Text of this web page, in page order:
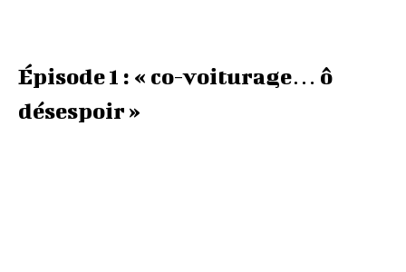
Épisode 1 : « co-voiturage… ô
désespoir »